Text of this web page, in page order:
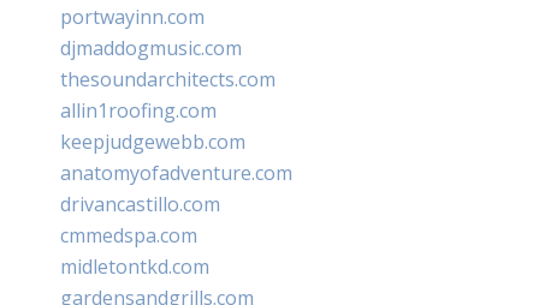
portwayinn.com
djmaddogmusic.com
thesoundarchitects.com
allin1roofing.com
keepjudgewebb.com
anatomyofadventure.com
drivancastillo.com
cmmedspa.com
midletontkd.com
gardensandgrills.com